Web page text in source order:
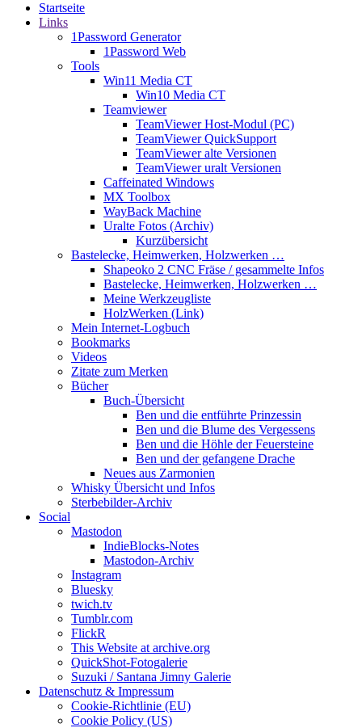
Startseite
Links
1Password Generator
1Password Web
Tools
Win11 Media CT
Win10 Media CT
Teamviewer
TeamViewer Host-Modul (PC)
TeamViewer QuickSupport
TeamViewer alte Versionen
TeamViewer uralt Versionen
Caffeinated Windows
MX Toolbox
WayBack Machine
Uralte Fotos (Archiv)
Kurzübersicht
Bastelecke, Heimwerken, Holzwerken …
Shapeoko 2 CNC Fräse / gesammelte Infos
Bastelecke, Heimwerken, Holzwerken …
Meine Werkzeugliste
HolzWerken (Link)
Mein Internet-Logbuch
Bookmarks
Videos
Zitate zum Merken
Bücher
Buch-Übersicht
Ben und die entführte Prinzessin
Ben und die Blume des Vergessens
Ben und die Höhle der Feuersteine
Ben und der gefangene Drache
Neues aus Zarmonien
Whisky Übersicht und Infos
Sterbebilder-Archiv
Social
Mastodon
IndieBlocks-Notes
Mastodon-Archiv
Instagram
Bluesky
twich.tv
Tumblr.com
FlickR
This Website at archive.org
QuickShot-Fotogalerie
Suzuki / Santana Jimny Galerie
Datenschutz & Impressum
Cookie-Richtlinie (EU)
Cookie Policy (US)